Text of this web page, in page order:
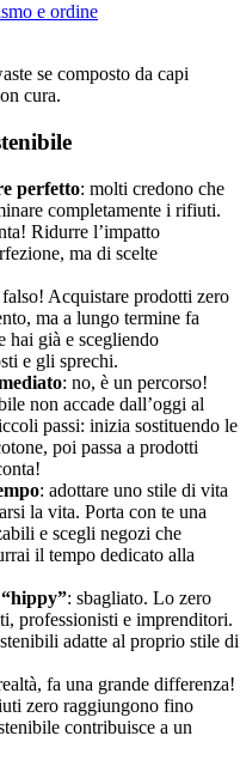
e ordine
se composto da capi
cura.
perfetto: molti credono che
completamente i rifiuti.
Ridurre l’impatto
ma di scelte
falso! Acquistare prodotti zero
ma a lungo termine fa
hai già e scegliendo
e gli sprechi.
: no, è un percorso!
non accade dall’oggi al
passi: inizia sostituendo le
poi passa a prodotti
: adottare uno stile di vita
la vita. Porta con te una
e scegli negozi che
il tempo dedicato alla
: sbagliato. Lo zero
professionisti e imprenditori.
adatte al proprio stile di
fa una grande differenza!
zero raggiungono fino
contribuisce a un